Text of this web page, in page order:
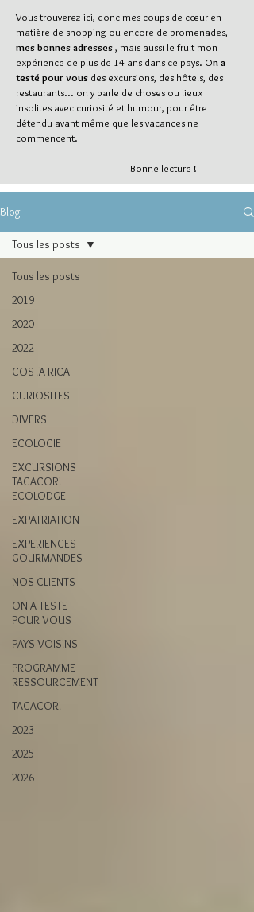
Vous trouverez ici, donc mes coups de cœur en
matière de shopping ou encore de promenades,
mes bonnes adresses, mais aussi le fruit mon
expérience de plus de 14 ans dans ce pays. On a
testé pour vous des excursions, des hôtels, des
restaurants... on y parle de choses ou lieux
insolites avec curiosité et humour, pour être
détendu avant même que les vacances ne
commencent.
Bonne lecture !
Blog
Tous les posts
2019
2020
2022
COSTA RICA
CURIOSITES
DIVERS
ECOLOGIE
EXCURSIONS
TACACORI
ECOLODGE
EXPATRIATION
EXPERIENCES
GOURMANDES
NOS CLIENTS
ON A TESTE
POUR VOUS
PAYS VOISINS
PROGRAMME
RESSOURCEMENT
TACACORI
2023
2025
2026
Tous les posts